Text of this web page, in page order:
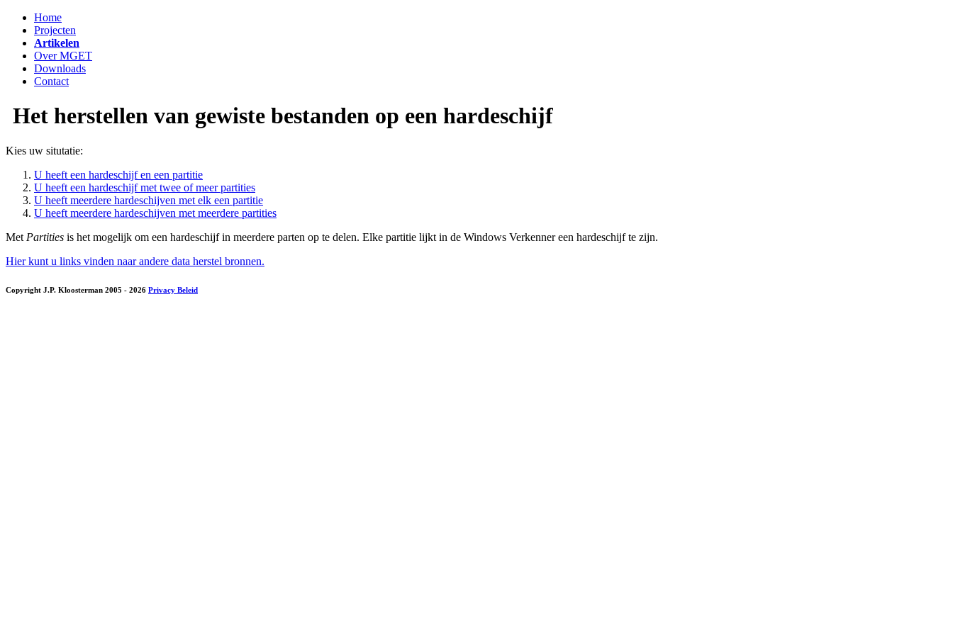
Home
Projecten
Artikelen
Over MGET
Downloads
Contact
Het herstellen van gewiste bestanden op een hardeschijf
Kies uw situtatie:
U heeft een hardeschijf en een partitie
U heeft een hardeschijf met twee of meer partities
U heeft meerdere hardeschijven met elk een partitie
U heeft meerdere hardeschijven met meerdere partities
Met Partities is het mogelijk om een hardeschijf in meerdere parten op te delen. Elke partitie lijkt in de Windows Verkenner een hardeschijf te zijn.
Hier kunt u links vinden naar andere data herstel bronnen.
Copyright J.P. Kloosterman 2005 - 2026 Privacy Beleid